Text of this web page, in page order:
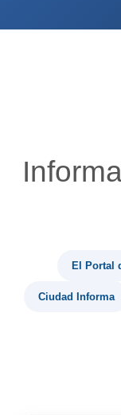
El Portal
Ciudad Informa